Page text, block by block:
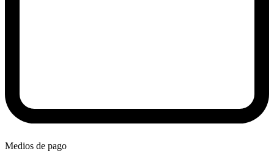
Medios de pago